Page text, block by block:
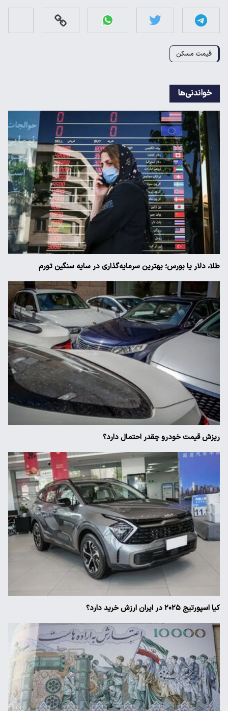
قیمت مسکن
خواندنی‌ها
طلا، دلار یا بورس؛ بهترین سرمایه‌گذاری در سایه سنگین تورم
ریزش قیمت خودرو چقدر احتمال دارد؟
کیا اسپورتیج ۲۰۲۵ در ایران ارزش خرید دارد؟